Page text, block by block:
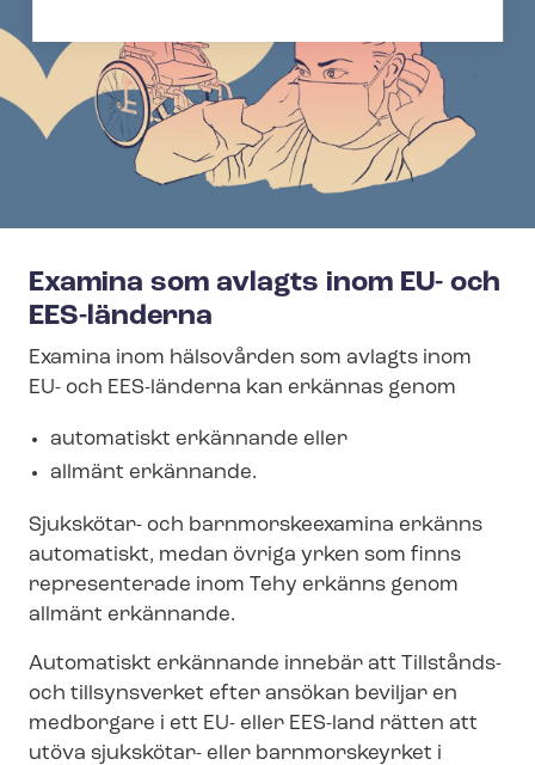
Examina som avlagts inom EU- och
EES-länderna
Examina inom hälsovården som avlagts inom
EU- och EES-länderna kan erkännas genom
automatiskt erkännande eller
allmänt erkännande.
Sjukskötar- och barnmorskeexamina erkänns
automatiskt, medan övriga yrken som finns
representerade inom Tehy erkänns genom
allmänt erkännande.
Automatiskt erkännande innebär att Tillstånds-
och tillsynsverket efter ansökan beviljar en
medborgare i ett EU- eller EES-land rätten att
utöva sjukskötar- eller barnmorskeyrket i